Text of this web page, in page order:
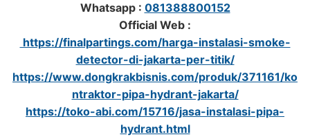
Whatsapp : 081388800152
Official Web :
https://finalpartings.com/harga-instalasi-smoke-
detector-di-jakarta-per-titik/
https://www.dongkrakbisnis.com/produk/371161/ko
ntraktor-pipa-hydrant-jakarta/
https://toko-abi.com/15716/jasa-instalasi-pipa-
hydrant.html